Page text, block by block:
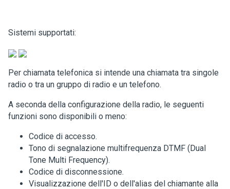
Sistemi supportati:
Per chiamata telefonica si intende una chiamata tra singole
radio o tra un gruppo di radio e un telefono.
A seconda della configurazione della radio, le seguenti
funzioni sono disponibili o meno:
Codice di accesso.
Tono di segnalazione multifrequenza DTMF (Dual
Tone Multi Frequency).
Codice di disconnessione.
Visualizzazione dell'ID o dell'alias del chiamante alla